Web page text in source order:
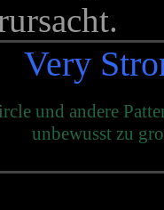
Very
und andere
unbewusst zu